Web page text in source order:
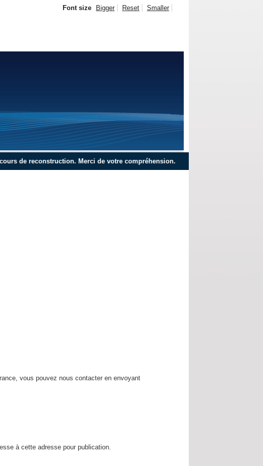
reconstruction. Merci de votre compréhension.
Font size Bigger Reset Smaller
vous pouvez nous contacter en envoyant
à cette adresse pour publication.